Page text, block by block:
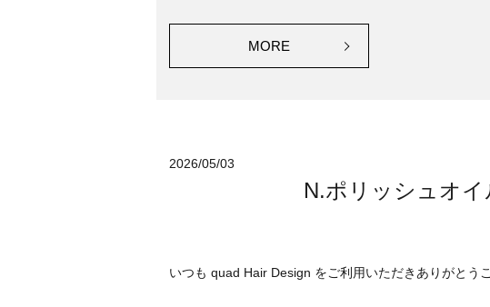
MORE
2026/05/03
N.ポリッシュオ
いつも quad Hair Design をご利用いただきありがと